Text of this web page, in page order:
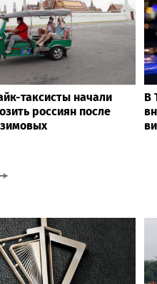
таксисты начали
россиян после
В